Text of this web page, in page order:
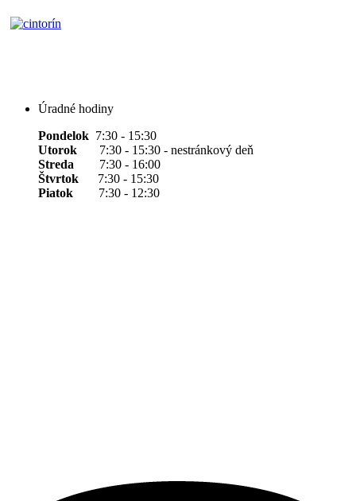
Úradné hodiny
Pondelok 7:30 - 15:30
Utorok 7:30 - 15:30 - nestránkový deň
Streda 7:30 - 16:00
Štvrtok 7:30 - 15:30
Piatok 7:30 - 12:30